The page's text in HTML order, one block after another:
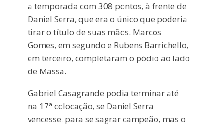
a temporada com 308 pontos, à frente de
Daniel Serra, que era o único que poderia
tirar o título de suas mãos. Marcos
Gomes, em segundo e Rubens Barrichello,
em terceiro, completaram o pódio ao lado
de Massa.
Gabriel Casagrande podia terminar até
na 17ª colocação, se Daniel Serra
vencesse, para se sagrar campeão, mas o